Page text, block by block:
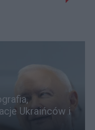
Ukraińców i